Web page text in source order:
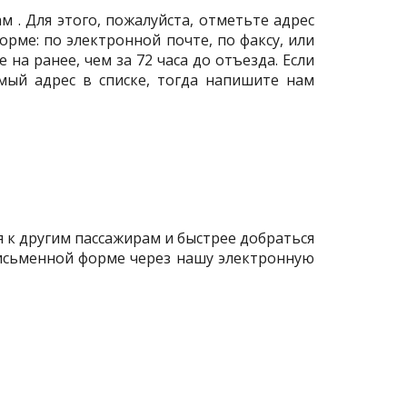
Для этого, пожалуйста, отметьте адрес
по электронной почте, по факсу, или
ранее, чем за 72 часа до отъезда. Если
адрес в списке, тогда напишите нам
другим пассажирам и быстрее добраться
форме через нашу электронную